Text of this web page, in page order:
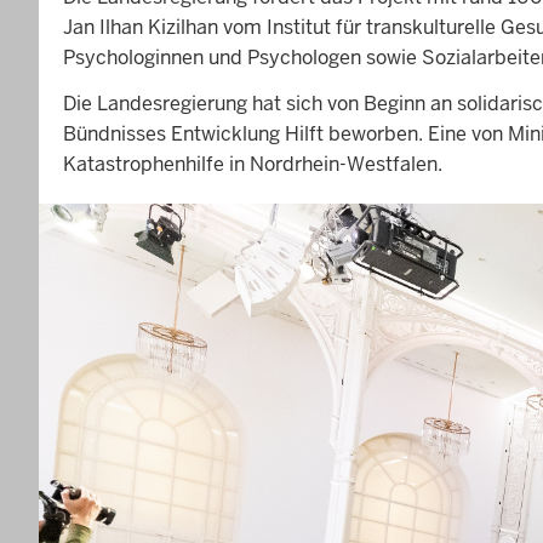
Jan Ilhan Kizilhan vom Institut für transkulturelle
Psychologinnen und Psychologen sowie
Die Landesregierung hat sich von Beginn an
Bündnisses Entwicklung Hilft beworben. Eine von
Katastrophenhilfe in Nordrhein-Westfalen.